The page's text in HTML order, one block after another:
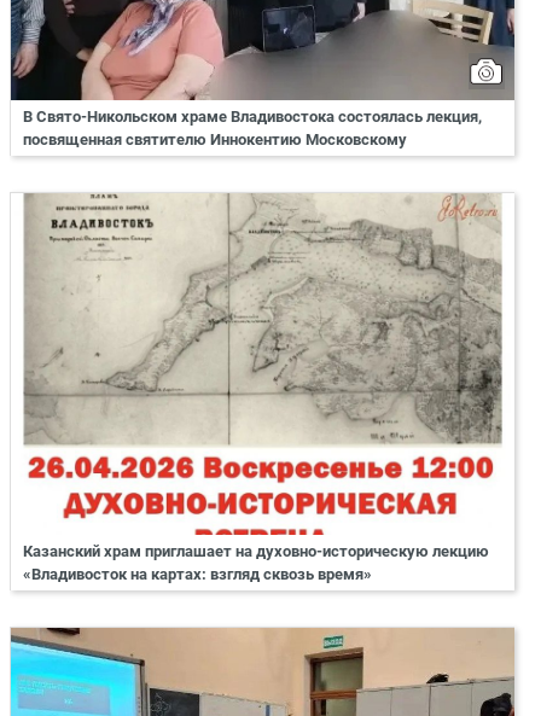
В Свято-Никольском храме Владивостока состоялась лекция,
посвященная святителю Иннокентию Московскому
Казанский храм приглашает на духовно-историческую лекцию
«Владивосток на картах: взгляд сквозь время»